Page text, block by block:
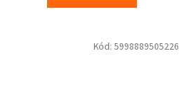
Kód: 5998889505226